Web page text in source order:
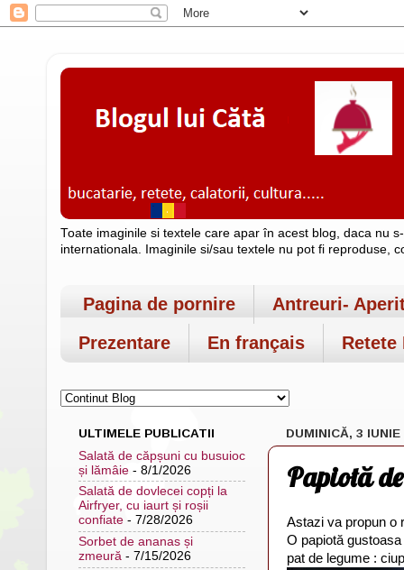
Toate imaginile si textele care apar în acest blog, daca nu
internationala. Imaginile si/sau textele nu pot fi reproduse,
Pagina de pornire
Antreuri-
Prezentare
En français Retete
DUMINICĂ, 3 IUNIE
Papiotă
Astazi va propun o
O papiotă
pat de legume :
ULTIMELE PUBLICATII
Salată de căpșuni cu busuioc
și lămâie - 8/1/2026
Salată de dovlecei copți la
Airfryer, cu iaurt și roșii
confiate - 7/28/2026
Sorbet de ananas și
zmeură - 7/15/2026